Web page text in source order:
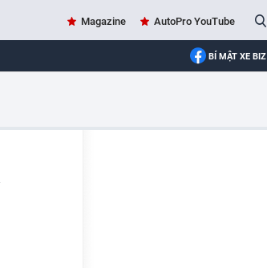
Magazine AutoPro YouTube
BÍ MẬT XE BIZ